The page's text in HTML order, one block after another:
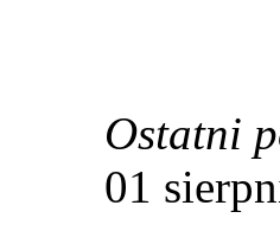
Ostatni
01